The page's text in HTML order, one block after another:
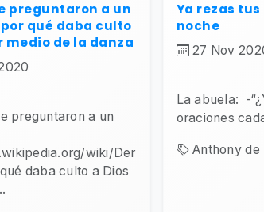
preguntaron a un
qué daba culto
medio de la danza
preguntaron a un
wiki/Der
daba culto a Dios
Ya rezas
noche
27 Nov
La abuela: -
oraciones
Anthony de